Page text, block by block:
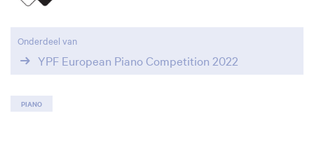
Onderdeel van
YPF European Piano Competition 2022
PIANO